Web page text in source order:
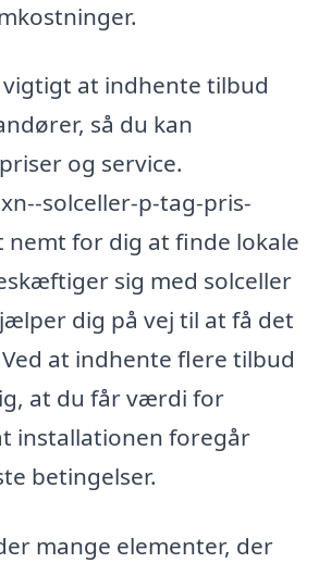
vigtigt at indhente tilbud
så du kan
og service.
solceller-p-tag-pris-
nemt for dig at finde lokale
sig med solceller
dig på vej til at få det
at indhente flere tilbud
at du får værdi for
installationen foregår
betingelser.
mange elementer, der